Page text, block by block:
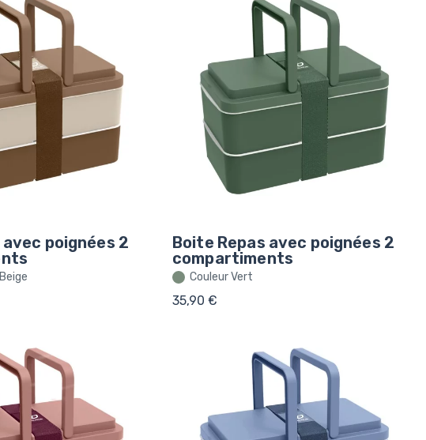
poignées 2
Boite Repas avec poignées 2
compartiments
Couleur Vert
35,90 €